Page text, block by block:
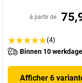
à partir de
(4)
Binnen 10
Afficher 6